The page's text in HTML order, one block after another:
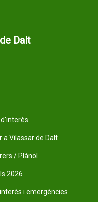
Dalt
a Vilassar de Dalt
/ Plànol
2026
i emergències